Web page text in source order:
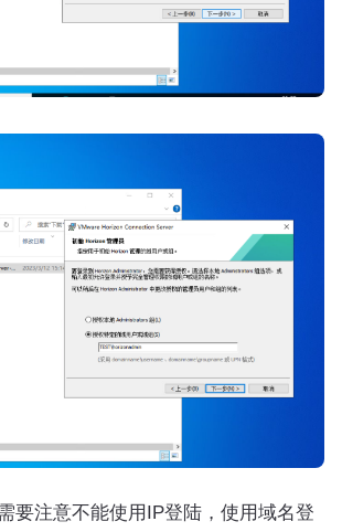
要注意不能使用IP登陆，使用域名登